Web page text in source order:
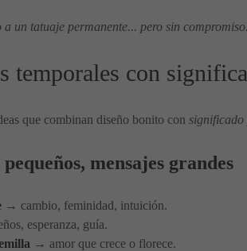
a un tatuaje permanente... pero sin compromiso.
temporales con
que combinan diseño bonito con significado
mensajes grandes
→ cambio, feminidad, intuición.
esperanza, guía.
→ amor que crece o florece.